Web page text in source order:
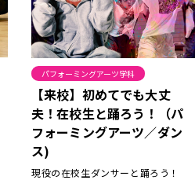
パフォーミングアーツ学科
【来校】初めてでも大丈
夫！在校生と踊ろう！（パ
フォーミングアーツ／ダン
ス)
現役の在校生ダンサーと踊ろう！